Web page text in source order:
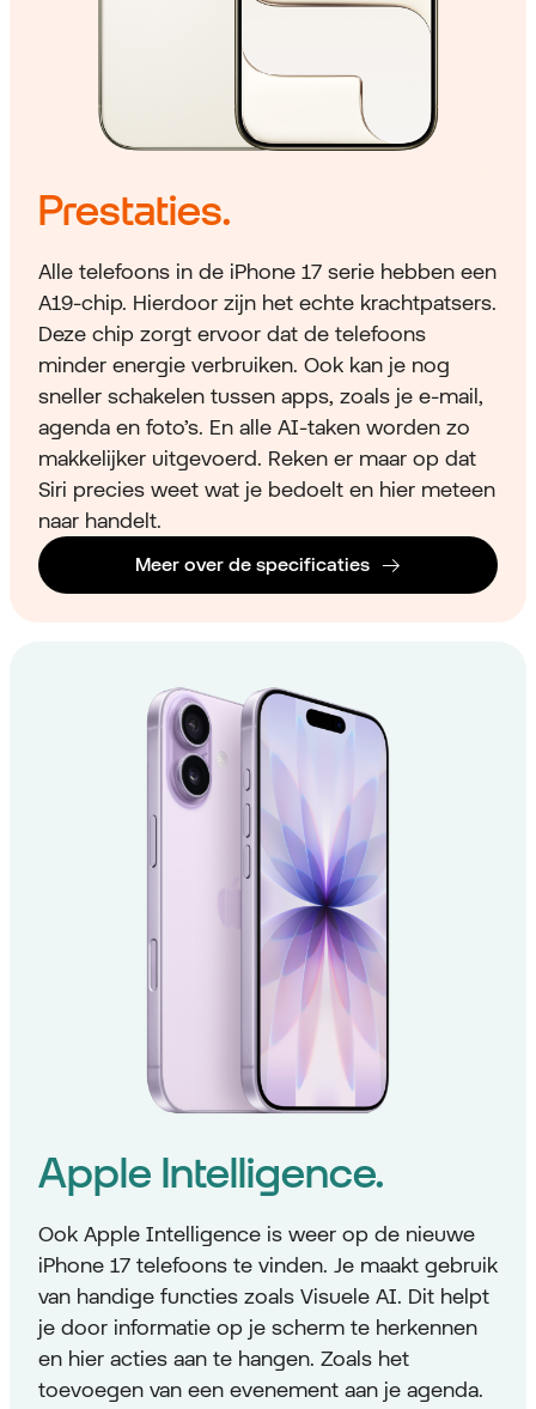
Prestaties.
Alle telefoons in de iPhone 17 serie hebben een
A19-chip. Hierdoor zijn het echte krachtpatsers.
Deze chip zorgt ervoor dat de telefoons
minder energie verbruiken. Ook kan je nog
sneller schakelen tussen apps, zoals je e-mail,
agenda en foto’s. En alle AI-taken worden zo
makkelijker uitgevoerd. Reken er maar op dat
Siri precies weet wat je bedoelt en hier meteen
naar handelt.
Meer over de specificaties
Apple Intelligence.
Ook Apple Intelligence is weer op de nieuwe
iPhone 17 telefoons te vinden. Je maakt gebruik
van handige functies zoals Visuele AI. Dit helpt
je door informatie op je scherm te herkennen
en hier acties aan te hangen. Zoals het
toevoegen van een evenement aan je agenda.